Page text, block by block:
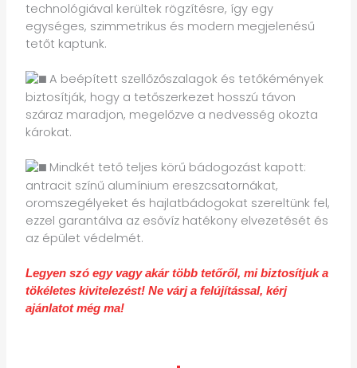
technológiával kerültek rögzítésre, így egy
egységes, szimmetrikus és modern megjelenésű
tetőt kaptunk.
A beépített szellőzőszalagok és tetőkémények
biztosítják, hogy a tetőszerkezet hosszú távon
száraz maradjon, megelőzve a nedvesség okozta
károkat.
Mindkét tető teljes körű bádogozást kapott:
antracit színű alumínium ereszcsatornákat,
oromszegélyeket és hajlatbádogokat szereltünk fel,
ezzel garantálva az esővíz hatékony elvezetését és
az épület védelmét.
Legyen szó egy vagy akár több tetőről, mi biztosítjuk a
tökéletes kivitelezést! Ne várj a felújítással, kérj
ajánlatot még ma!